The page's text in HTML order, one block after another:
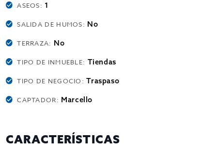
ASEOS: 1
SALIDA DE HUMOS: No
TERRAZA: No
TIPO DE INMUEBLE: Tiendas
TIPO DE NEGOCIO:Traspaso
CAPTADOR: Marcello
CARACTERÍSTICAS